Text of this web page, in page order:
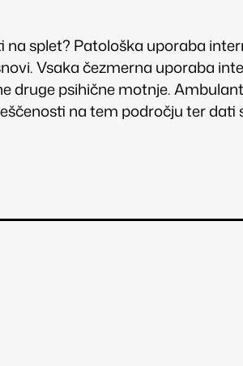
splet? Patološka uporaba
Vsaka čezmerna uporaba
druge psihične motnje.
na tem področju ter